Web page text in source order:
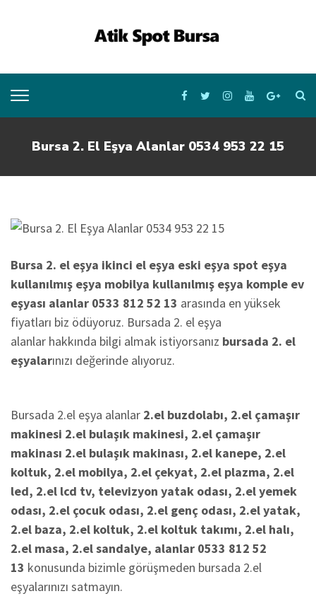
Bursa 2. El Eşya Alanlar 0534 953 22 15
Bursa 2. el eşya ikinci el eşya eski eşya spot eşya
kullanılmış eşya mobilya kullanılmış eşya komple ev
eşyası alanlar 0533 812 52 13 arasında en yüksek
fiyatları biz ödüyoruz. Bursada 2. el eşya
alanlar hakkında bilgi almak istiyorsanız bursada 2. el
eşyalarınızı değerinde alıyoruz.
Bursada 2.el eşya alanlar 2.el buzdolabı, 2.el çamaşır
makinesi 2.el bulaşık makinesi, 2.el çamaşır
makinası 2.el bulaşık makinası, 2.el kanepe, 2.el
koltuk, 2.el mobilya, 2.el çekyat, 2.el plazma, 2.el
led, 2.el lcd tv, televizyon yatak odası, 2.el yemek
odası, 2.el çocuk odası, 2.el genç odası, 2.el yatak,
2.el baza, 2.el koltuk, 2.el koltuk takımı, 2.el halı,
2.el masa, 2.el sandalye, alanlar 0533 812 52
13 konusunda bizimle görüşmeden bursada 2.el
eşyalarınızı satmayın.